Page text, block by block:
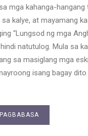
mga kahanga-hangang
kalye, at mayamang
“Lungsod ng mga
natutulog. Mula sa
sa masiglang mga
isang bagay